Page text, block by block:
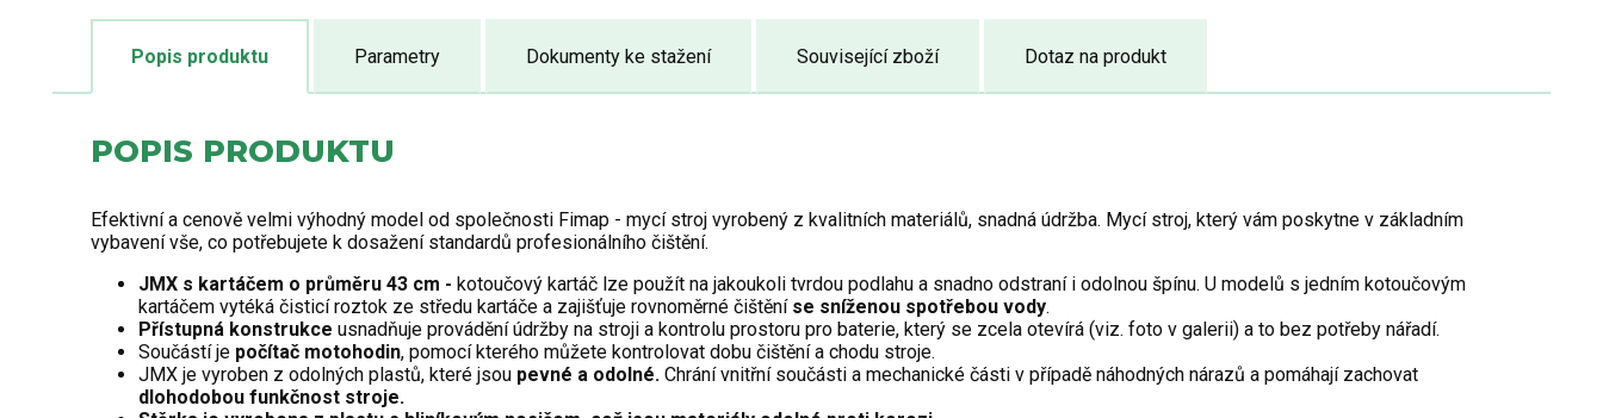
Popis produktu Parametry Dokumenty ke stažení Související zboží Dotaz na produkt
POPIS PRODUKTU
Efektivní a cenově velmi výhodný model od společnosti Fimap - mycí stroj vyrobený z kvalitních materiálů, snadná údržba. Mycí stroj, který vám poskytne v základním
vybavení vše, co potřebujete k dosažení standardů profesionálního čištění.
JMX s kartáčem o průměru 43 cm - kotoučový kartáč lze použít na jakoukoli tvrdou podlahu a snadno odstraní i odolnou špínu. U modelů s jedním kotoučovým
kartáčem vytéká čisticí roztok ze středu kartáče a zajišťuje rovnoměrné čištění se sníženou spotřebou vody.
Přístupná konstrukce usnadňuje provádění údržby na stroji a kontrolu prostoru pro baterie, který se zcela otevírá (viz. foto v galerii) a to bez potřeby nářadí.
Součástí je počítač motohodin, pomocí kterého můžete kontrolovat dobu čištění a chodu stroje.
JMX je vyroben z odolných plastů, které jsou pevné a odolné. Chrání vnitřní součásti a mechanické části v případě náhodných nárazů a pomáhají zachovat
dlohodobou funkčnost stroje.